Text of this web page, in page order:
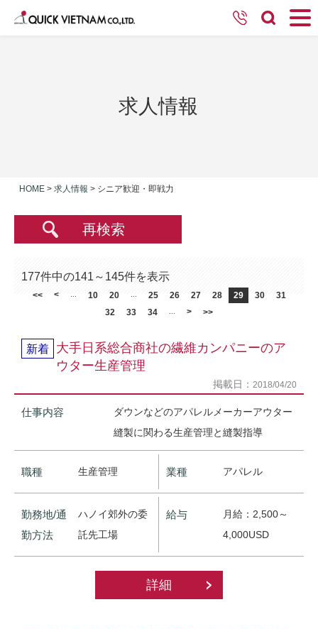
求人情報
HOME > 求人情報 > シニア歓迎・即戦力
再検索
177件中の141～145件を表示
<< < 10 20 25 26 27 28 29 30
31
32
33 34 > >>
新着
大手日系総合商社の繊維カンパニーのア
ウター生産管理
掲載日： 2018/04/20
仕事内容
ダウンなどのアパレルメーカーアウター
縫製に関わる生産管理と縫製指導
職種 生産管理 業種 アパレル
勤務地/通
勤方法
ハノイ郊外の委
託先工場
給与
月給：2,500～
4,000USD
詳細